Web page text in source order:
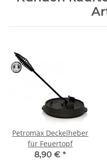
Petromax Deckelheber
für Feuertopf
8,90 € *